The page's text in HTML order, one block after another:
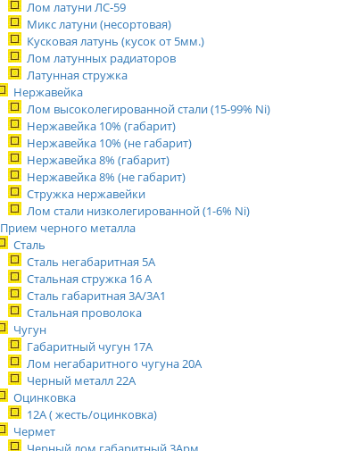
Лом латуни ЛС-59
Микс латуни (несортовая)
Кусковая латунь (кусок от 5мм.)
Лом латунных радиаторов
Латунная стружка
Нержавейка
Лом высоколегированной стали (15-99% Ni)
Нержавейка 10% (габарит)
Нержавейка 10% (не габарит)
Нержавейка 8% (габарит)
Нержавейка 8% (не габарит)
Стружка нержавейки
Лом стали низколегированной (1-6% Ni)
Прием черного металла
Сталь
Сталь негабаритная 5А
Стальная стружка 16 А
Сталь габаритная 3А/3А1
Стальная проволока
Чугун
Габаритный чугун 17А
Лом негабаритного чугуна 20А
Черный металл 22А
Оцинковка
12А ( жесть/оцинковка)
Чермет